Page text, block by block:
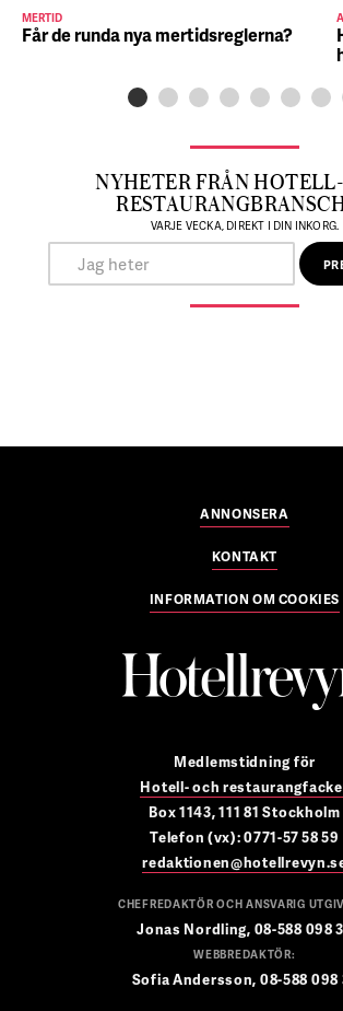
MERTID
Får de runda nya mertidsreglerna?
NYHETER FRÅN
VARJE VECKA, DIREKT I DIN INKORG.
ANNONSERA
KONTAKT
INFORMATION OM COOKIES
Medlemstidning för
Hotell- och
Box 1143, 111 81 Stockholm
Telefon (vx): 0771-57 58 59
CHEFREDAKTÖR OCH ANSVARIG
Jonas Nordling, 08-588 098
WEBBREDAKTÖR:
Sofia Andersson, 08-588 098